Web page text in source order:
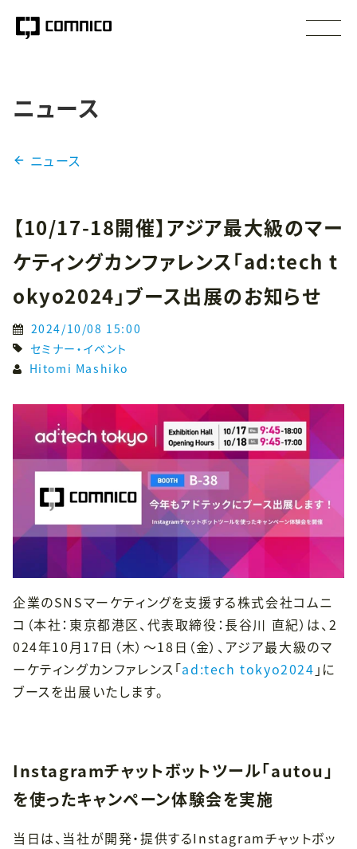
ニュース
ニュース
【10/17-18開催】アジア最大級のマー
ケティングカンファレンス「ad:tech t
okyo2024」ブース出展のお知らせ
2024/10/08 15:00
セミナー・イベント
Hitomi Mashiko
企業のSNSマーケティングを支援する株式会社コムニ
コ（本社：東京都港区、代表取締役：長谷川 直紀）は、2
024年10月17日（木）〜18日（金）、アジア最大級のマ
ーケティングカンファレンス「ad:tech tokyo2024 」に
ブースを出展いたします。
Instagramチャットボットツール「autou」
を使ったキャンペーン体験会を実施
当日は、当社が開発・提供するInstagramチャットボッ